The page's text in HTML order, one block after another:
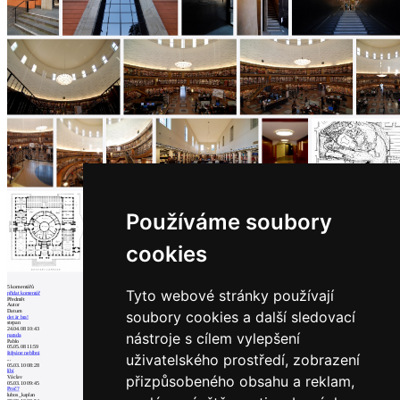
Používáme soubory
cookies
Tyto webové stránky používají
soubory cookies a další sledovací
nástroje s cílem vylepšení
uživatelského prostředí, zobrazení
přizpůsobeného obsahu a reklam,
5komentářů
přidat komentář
Předmět
Autor
Datum
det är bra!
stepan
24.04.08 10:43
parada
Pablo
05.05.08 11:59
štěpáne neblbni
05.03.10 08:28
líbí
Václav
05.03.10 09:45
Proč?
lubos_kaplan